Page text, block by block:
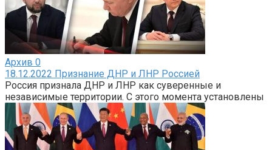
Архив 0
18.12.2022 Признание ДНР и ЛНР Россией
Россия признала ДНР и ЛНР как суверенные и
независимые территории. С этого момента установлены